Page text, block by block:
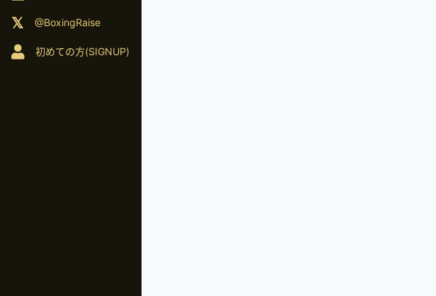
@BoxingRaise
初めての方(SIGNUP)